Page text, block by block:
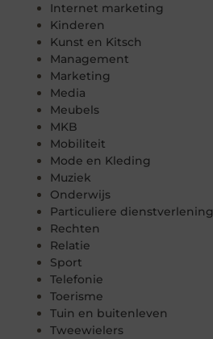
Internet marketing
Kinderen
Kunst en Kitsch
Management
Marketing
Media
Meubels
MKB
Mobiliteit
Mode en Kleding
Muziek
Onderwijs
Particuliere dienstverlening
Rechten
Relatie
Sport
Telefonie
Toerisme
Tuin en buitenleven
Tweewielers